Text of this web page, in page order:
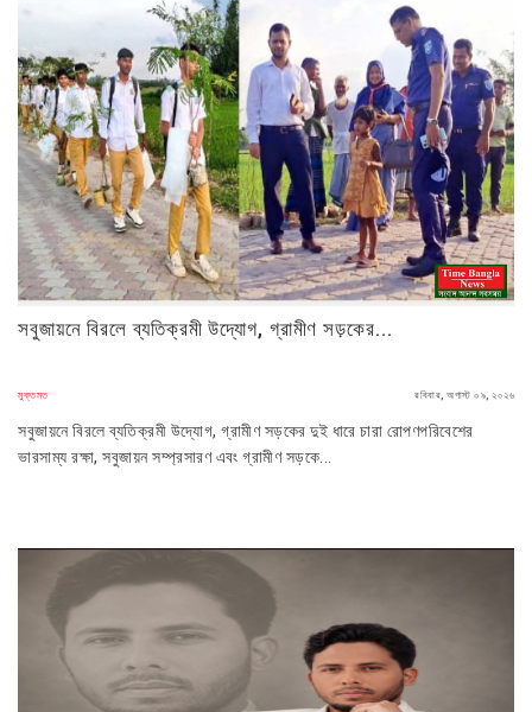
সবুজায়নে বিরলে ব্যতিক্রমী উদ্যোগ, গ্রামীণ সড়কের...
মুক্তমত রবিবার, অগাস্ট ০৯, ২০২৬
সবুজায়নে বিরলে ব্যতিক্রমী উদ্যোগ, গ্রামীণ সড়কের দুই ধারে চারা রোপণপরিবেশের
ভারসাম্য রক্ষা, সবুজায়ন সম্প্রসারণ এবং গ্রামীণ সড়কে...